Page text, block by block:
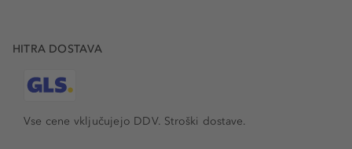
HITRA DOSTAVA
Vse cene vključujejo DDV. Stroški dostave.